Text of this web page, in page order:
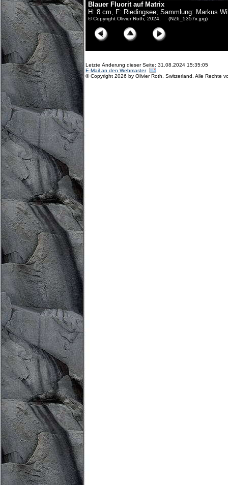
Blauer Fluorit auf Matrix
H: 8 cm, F: Riedingsee; Sammlung: Markus
© Copyright Olivier Roth, 2024. (NZ6_5357x.jpg)
Letzte Änderung dieser Seite: 31.08.2024 15:35:05
E-Mail an den Webmaster
© Copyright 2026 by Olivier Roth, Switzerland. Alle Rechte